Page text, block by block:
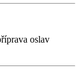
oslav